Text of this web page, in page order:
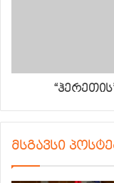
მსგავსი